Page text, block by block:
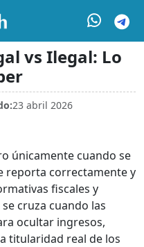
vs Ilegal: Lo
23 abril 2026
únicamente cuando se
reporta correctamente y
fiscales y
cruza cuando las
ocultar ingresos,
titularidad real de los